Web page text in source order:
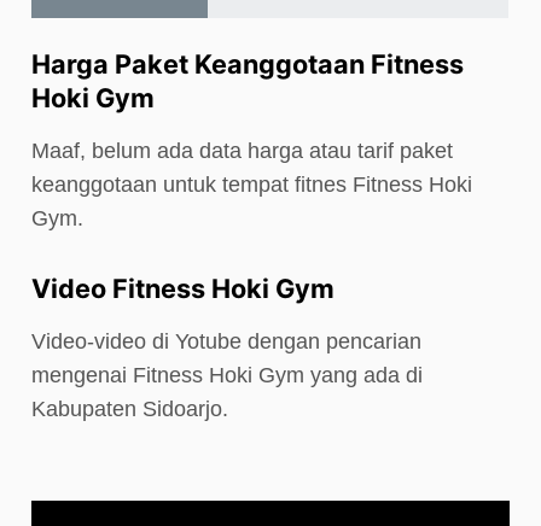
Harga Paket Keanggotaan Fitness
Hoki Gym
Maaf, belum ada data harga atau tarif paket
keanggotaan untuk tempat fitnes Fitness Hoki
Gym.
Video Fitness Hoki Gym
Video-video di Yotube dengan pencarian
mengenai Fitness Hoki Gym yang ada di
Kabupaten Sidoarjo.